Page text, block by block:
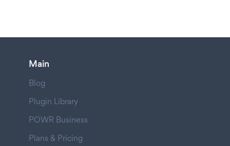
Main
Blog
Plugin Library
POWR Business
Plans & Pricing